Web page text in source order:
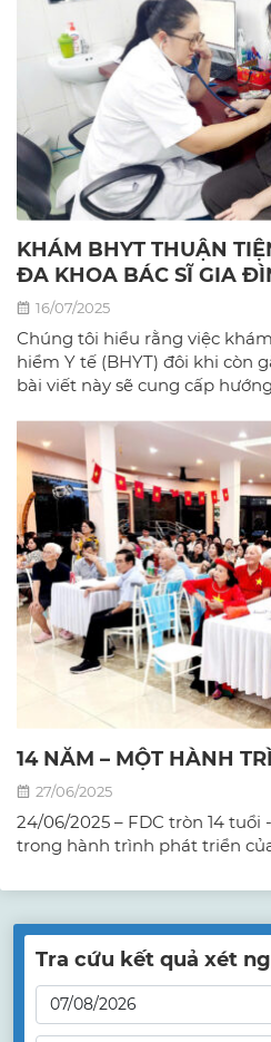
KHÁM BHYT THUẬN
ĐA KHOA BÁC SĨ GIA
16/07/2025
Chúng tôi hiểu rằng việc
hiểm Y tế (BHYT) đôi khi còn
bài viết này sẽ cung cấp
quả nhất tại phòng khám đa
Nội.
14 NĂM – MỘT HÀNH
27/06/2025
24/06/2025 – FDC tròn 14
trong hành trình phát triển
Tra cứu kết quả xét